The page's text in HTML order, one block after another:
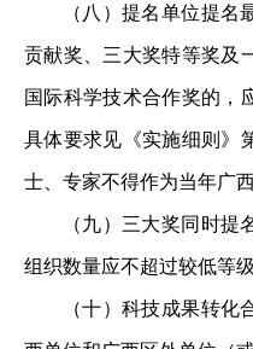
（八）提名单位提名
贡献奖、三大奖特等奖及
国际科学技术合作奖的，
具体要求见《实施细则》
士、专家不得作为当年广
（九）三大奖同时
组织数量应不超过较低等级
（十）科技成果转